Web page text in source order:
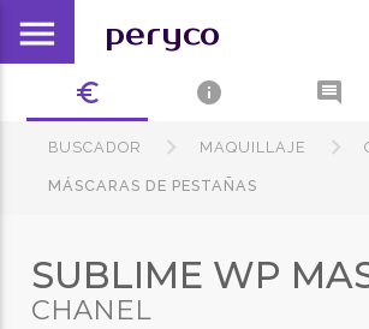
menu peryco
euro_symbol info comment
BUSCADOR MAQUILLAJE
MÁSCARAS DE PESTAÑAS
SUBLIME WP
CHANEL